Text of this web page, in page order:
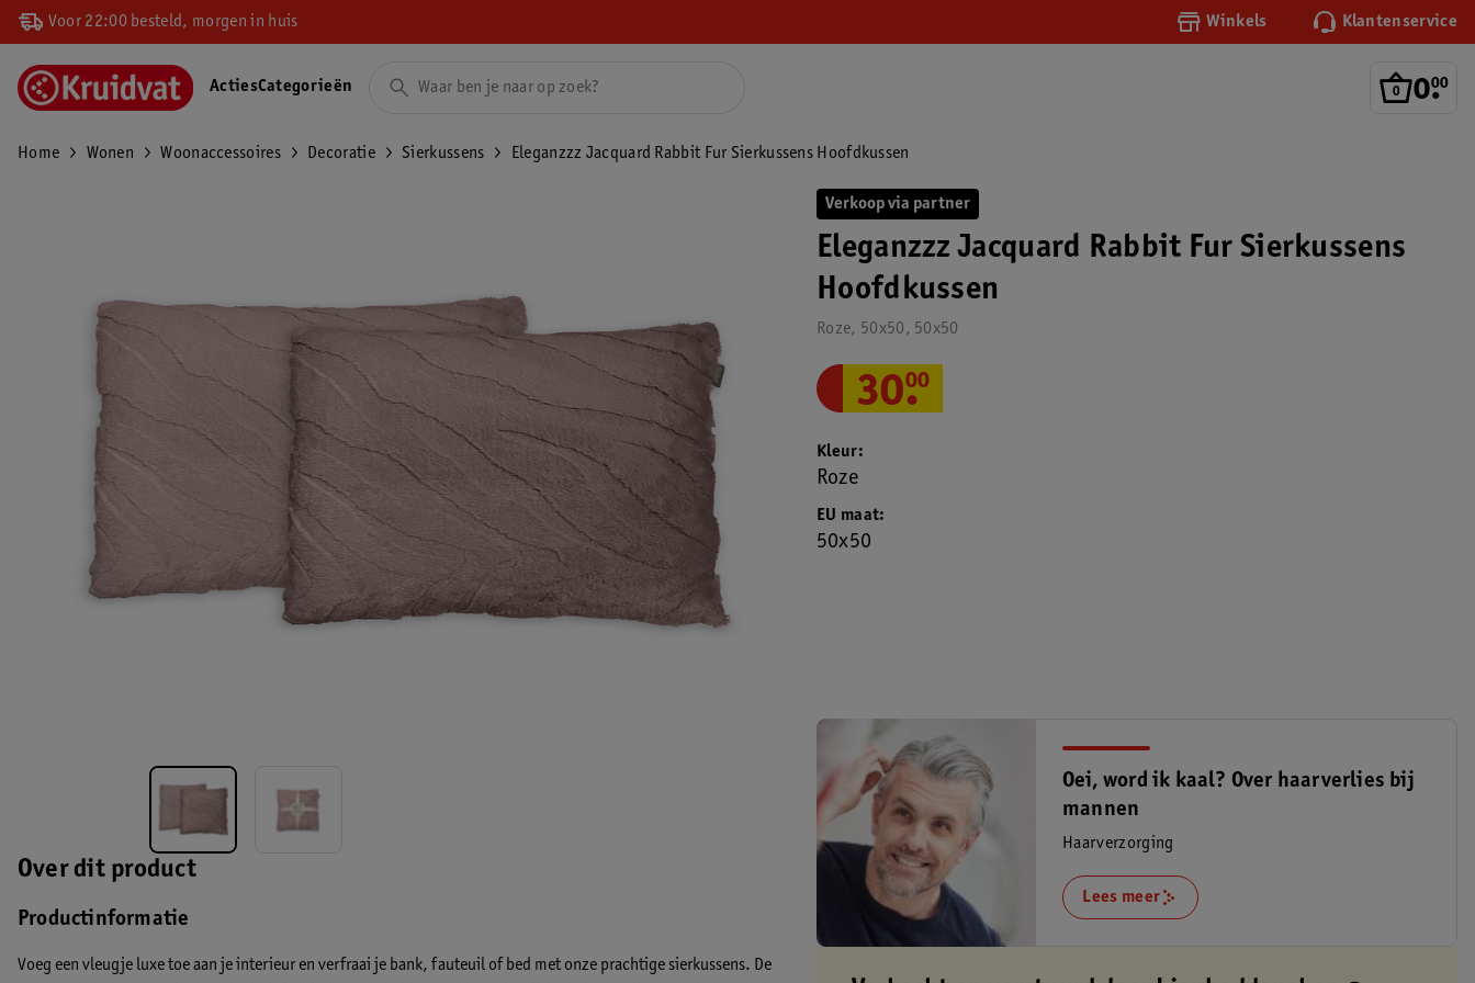
Voor 22:00 besteld, morgen in huis Winkels Klantenservice
0.
00
ActiesCategorieën
Home Wonen Woonaccessoires Decoratie Sierkussens Eleganzzz Jacquard Rabbit Fur Sierkussens Hoofdkussen
Over dit product
Productinformatie
Voeg een vleugje luxe toe aan je interieur en verfraai je bank, fauteuil of bed met onze prachtige sierkussens. De
Verkoop via partner
Eleganzzz Jacquard Rabbit Fur Sierkussens
Hoofdkussen
Roze, 50x50, 50x50
30.
00
EU maat
50x50
Kleur
Roze
Oei, word ik kaal? Over haarverlies bij
mannen
Haarverzorging
Lees meer